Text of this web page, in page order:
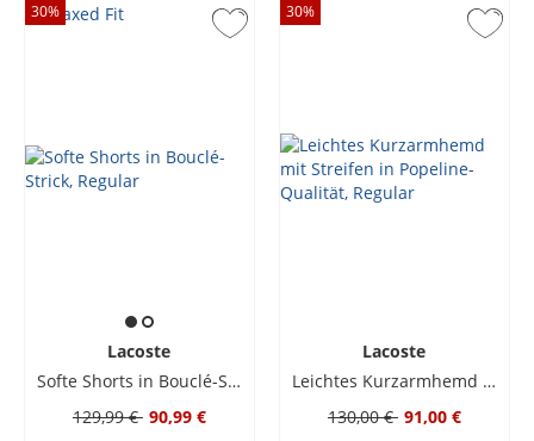
30%
Lacoste
Softe Shorts in Bouclé-Strick, Regular
129,99 € 90,99 €
30%
Lacoste
Leichtes Kurzarmhemd mit Streifen in Popeline-Qualität, Regular
130,00 € 91,00 €